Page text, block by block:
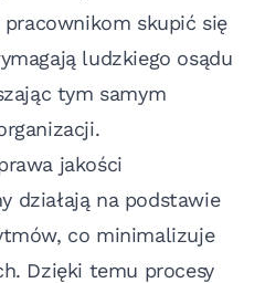
skupić się
ludzkiego osądu
tym samym
jakości
działają na podstawie
co minimalizuje
Dzięki temu procesy